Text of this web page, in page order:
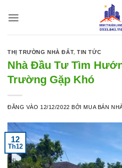
qua
THỊ TRƯỜNG NHÀ ĐẤT,TIN TỨC
Nhà Đầu Tư Tìm
Trường Gặp Khó
ĐĂNG VÀO 12/12/2022 BỞI MUA BÁN
12
Th12